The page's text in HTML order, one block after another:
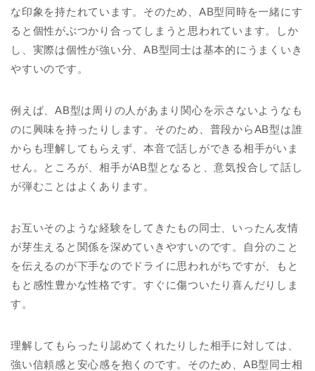
な印象を持たれています。そのため、AB型同時を一緒にす
ると個性がぶつかり合ってしまうと思われています。しか
し、実際は個性が強い分、AB型同士は基本的にうまくいき
やすいのです。
例えば、AB型は周りの人があまり関心を示さないようなも
のに興味を持ったりします。そのため、普段からAB型は誰
からも理解してもらえず、本音で話しができる相手がいま
せん。ところが、相手がAB型となると、意気投合して話し
が弾むことはよくあります。
お互いそのような経験をしてきたもの同士、いったん友情
が芽生えると関係を深めていきやすいのです。自分のこと
を伝えるのが下手なのでドライに思われがちですが、もと
もと感性豊かな性格です。すぐに傷ついたり喜んだりしま
す。
理解してもらったり認めてくれたりした相手に対しては、
強い信頼感と安心感を抱くのです。そのため、AB型同士相